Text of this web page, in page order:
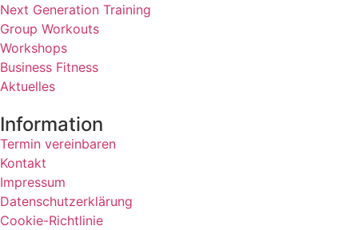
Next Generation Training
Group Workouts
Workshops
Business Fitness
Aktuelles
Information
Termin vereinbaren
Kontakt
Impressum
Datenschutzerklärung
Cookie-Richtlinie